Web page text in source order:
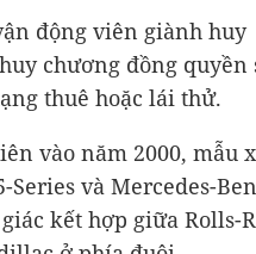
động viên giành huy
chương đồng quyền
thuê hoặc lái thử.
vào năm 2000, mẫu
và Mercedes-
kết hợp giữa Rolls-